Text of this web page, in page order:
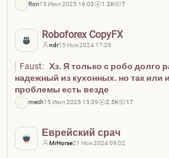
Ron15 Июл 2025 16:03 1.2K 7
Roboforex CopyFX
ndr15 Ноя 2024 17:29
Faust: Хз. Я только с робо долго
надежный из кухонных. но так или
проблемы есть везде
mech15 Июл 2025 15:39 2.5K 17
Еврейский срач
MrHorse21 Ноя 2024 09:02